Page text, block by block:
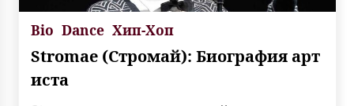
Bio Dance Хип-Хоп
Stromae (Стромай): Биография арт
иста